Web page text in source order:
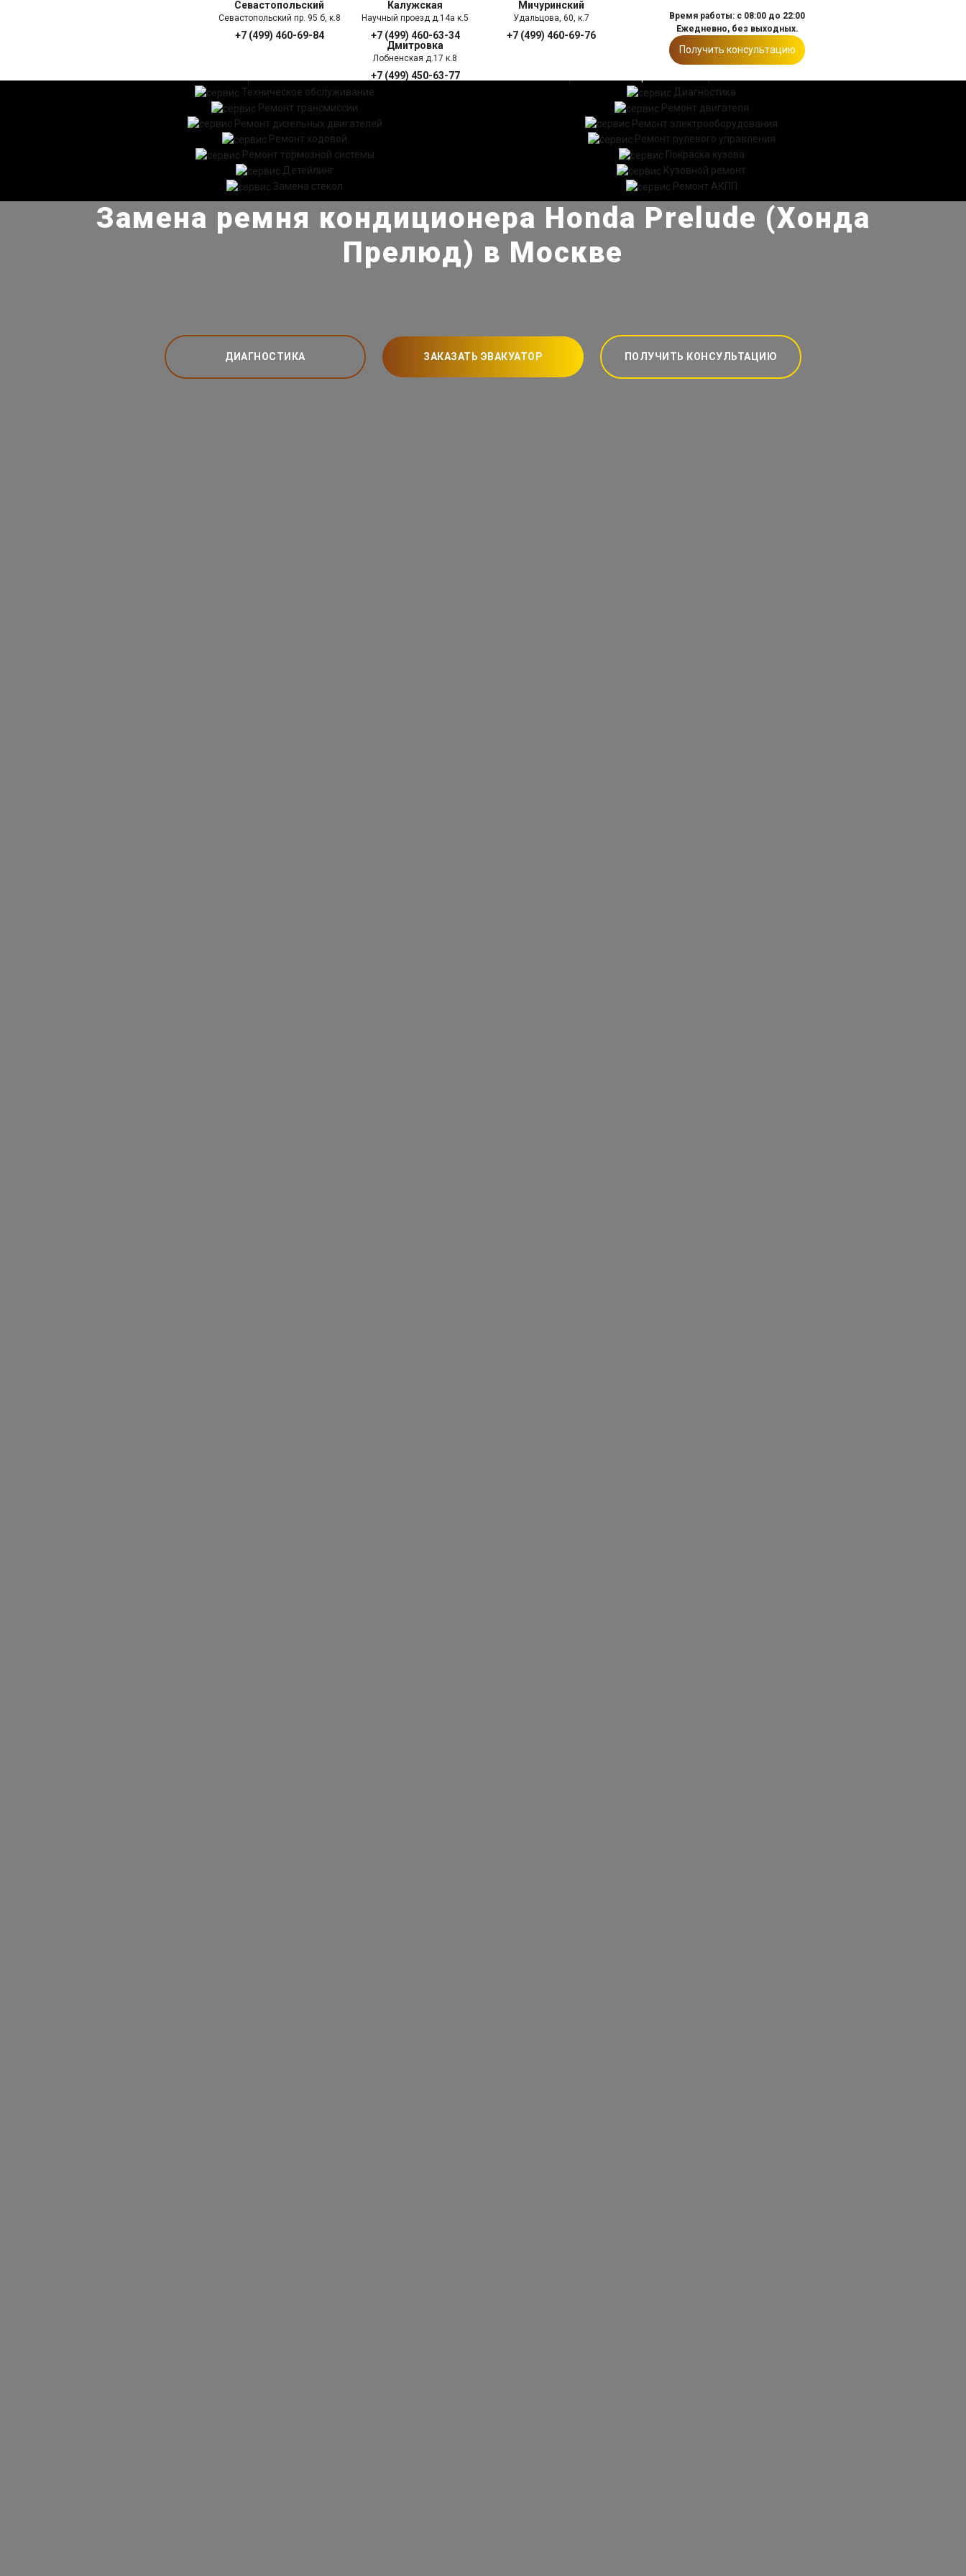
Севастопольский
Севастопольский пр. 95 б, к.8
+7 (499) 460-69-84
Калужская
Научный проезд д.14а к.5
+7 (499) 460-63-34
Мичуринский
Удальцова, 60, к.7
+7 (499) 460-69-76
Дмитровка
Лобненская д.17 к.8
+7 (499) 450-63-77
Время работы: с 08:00 до 22:00
Ежедневно, без выходных.
Получить консультацию
ПРАЙС ЛИСТ
Техническое обслуживание
Диагностика
Ремонт трансмиссии
Ремонт двигателя
Ремонт дизельных двигателей
Ремонт электрооборудования
Ремонт ходовой
Ремонт рулевого управления
Ремонт тормозной системы
Покраска кузова
Детейлинг
Кузовной ремонт
Замена стекол
Ремонт АКПП
Замена ремня кондиционера Honda Prelude (Хонда
Прелюд) в Москве
ДИАГНОСТИКА ЗАКАЗАТЬ ЭВАКУАТОР ПОЛУЧИТЬ КОНСУЛЬТАЦИЮ